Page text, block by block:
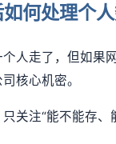
何处理个
人走了，但如果
核心机密。
关注“能不能存、